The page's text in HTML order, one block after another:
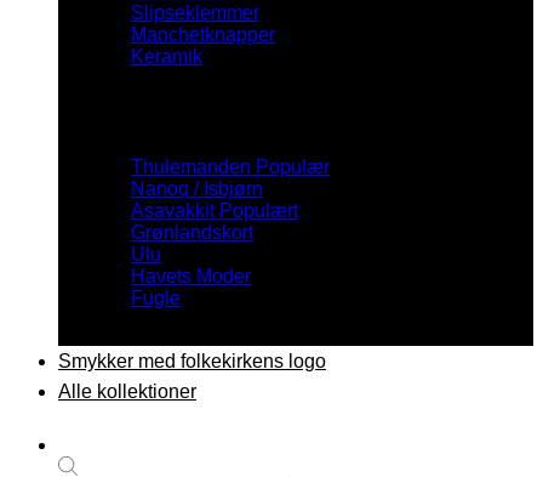
Slipseklemmer
Manchetknapper
Keramik
Thulemanden
Nanoq / Isbjørn
Asavakkit
Grønlandskort
Ulu
Havets Moder
Fugle
Smykker med folkekirkens logo
Alle kollektioner